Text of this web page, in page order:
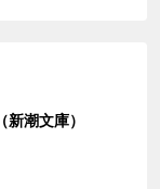
潮文庫）